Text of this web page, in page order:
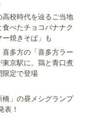
高校時代を辿るご当地
べたチョコバナナク
ー焼きそば」も
喜多方の「喜多方ラー
東京駅に。鶏と青口煮
限定で登場
橋」の昼メシグランプ
表！